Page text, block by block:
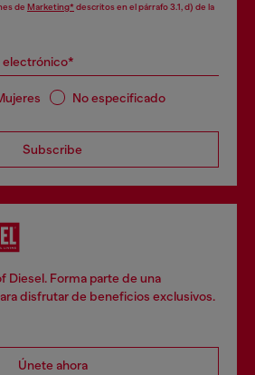
de Marketing*descritos en el párrafo 3.1, d) de la
electrónico*
No especificado
Subscribe
Diesel. Forma parte de una
disfrutar de beneficios exclusivos.
Únete ahora